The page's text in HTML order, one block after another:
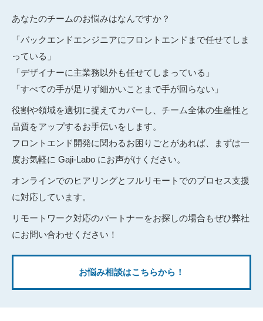
あなたのチームのお悩みはなんですか？
「バックエンドエンジニアにフロントエンドまで任せてしま
っている」
「デザイナーに主業務以外も任せてしまっている」
「すべての手が足りず細かいことまで手が回らない」
役割や領域を適切に捉えてカバーし、チーム全体の生産性と
品質をアップするお手伝いをします。
フロントエンド開発に関わるお困りごとがあれば、まずは一
度お気軽に Gaji-Labo にお声がけください。
オンラインでのヒアリングとフルリモートでのプロセス支援
に対応しています。
リモートワーク対応のパートナーをお探しの場合もぜひ弊社
にお問い合わせください！
お悩み相談はこちらから！